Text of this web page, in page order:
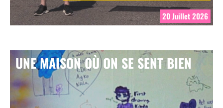
20 Juillet 2026
UNE MAISON OÙ ON SE SENT BIEN